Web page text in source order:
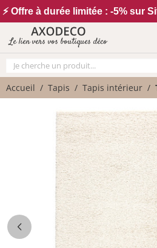
⚡ Offre à durée limitée : -5% sur
Le lien vers vos boutiques déco
Accueil Tapis Tapis intérieur
Vos paramètres cookies